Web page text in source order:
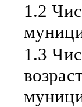
1.2
1.3